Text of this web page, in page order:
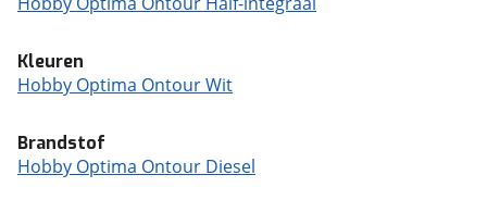
Kleuren
Hobby Optima Ontour Wit
Brandstof
Hobby Optima Ontour Diesel